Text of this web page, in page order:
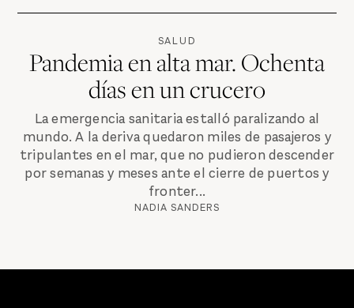
SALUD
Pandemia en alta mar. Ochenta
días en un crucero
La emergencia sanitaria estalló paralizando al
mundo. A la deriva quedaron miles de pasajeros y
tripulantes en el mar, que no pudieron descender
por semanas y meses ante el cierre de puertos y
fronter...
NADIA SANDERS